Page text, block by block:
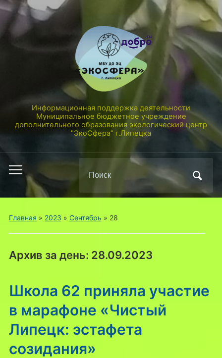
Информационная поддержка деятельности
Муниципальное бюджетное учреждение
дополнительного образования экологический центр
"ЭкоСфера" г.Липецка
Переключить
мобильное
меню
по:
Главная » 2023 » Сентябрь » 28
Архив за день: 28.09.2023
Школа 62 приняла участие
в марафоне «Чистый
Липецк: эстафета
созидания»